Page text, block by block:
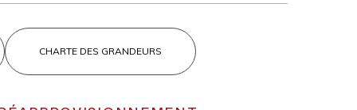
CHARTE DES GRANDEURS